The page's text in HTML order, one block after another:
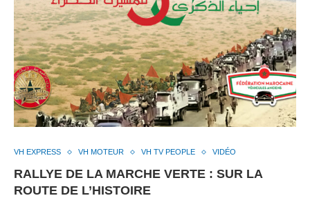
VH EXPRESS VH MOTEUR VH TV PEOPLE VIDÉO
RALLYE DE LA MARCHE VERTE : SUR LA
ROUTE DE L’HISTOIRE